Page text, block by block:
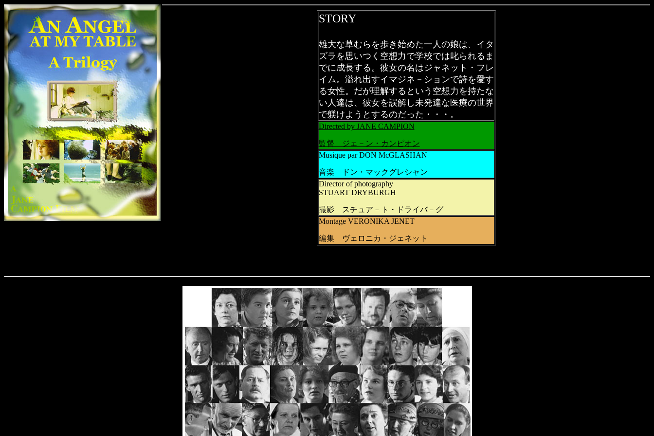
STORY
雄大な草むらを歩き始めた一人の娘は、イタ
ズラを思いつく空想力で学校では叱られるま
でに成長する。彼女の名はジャネット・フレ
イム。溢れ出すイマジネ－ションで詩を愛す
る女性。だが理解するという空想力を持たな
い人達は、彼女を誤解し未発達な医療の世界
で躾けようとするのだった・・・。
Directed by JANE CAMPION
監督 ジェ－ン・カンピオン
Musique par DON McGLASHAN
音楽 ドン・マックグレシャン
Director of photography
STUART DRYBURGH
撮影 スチュア－ト・ドライバ－グ
Montage VERONIKA JENET
編集 ヴェロニカ・ジェネット